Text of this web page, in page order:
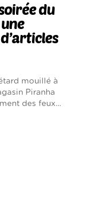
du
mouillé à
Piranha
des feux...